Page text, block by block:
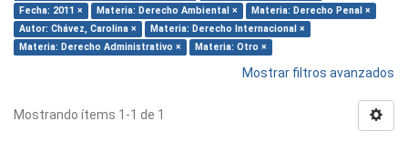
Fecha: 2011 ×
Materia: Derecho Ambiental ×
Materia: Derecho Penal ×
Autor: Chávez, Carolina ×
Materia: Derecho Internacional ×
Materia: Derecho Administrativo ×
Materia: Otro ×
Mostrar filtros avanzados
Mostrando ítems 1-1 de 1